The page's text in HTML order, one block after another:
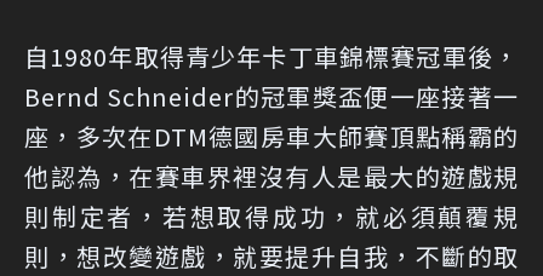
自1980年取得青少年卡丁車錦標賽冠軍後，
Bernd Schneider的冠軍獎盃便一座接著一
座，多次在DTM德國房車大師賽頂點稱霸的
他認為，在賽車界裡沒有人是最大的遊戲規
則制定者，若想取得成功，就必須顛覆規
則，想改變遊戲，就要提升自我，不斷的取